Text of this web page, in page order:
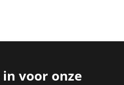
voor onze